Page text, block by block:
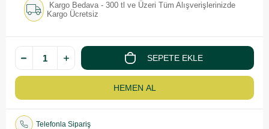
Kargo Bedava - 300 tl ve Üzeri Tüm Alışverişlerinizde
Kargo Ücretsiz
Telefonla Sipariş